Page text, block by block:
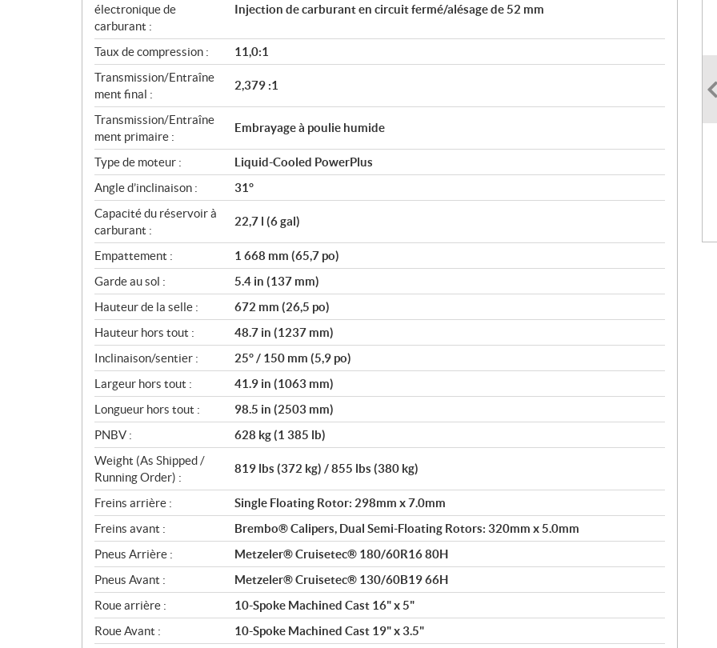
électronique de
carburant :
Injection de carburant en circuit fermé/alésage de 52 mm
Taux de compression :
11,0:1
Transmission/Entraîne
ment final :
2,379 :1
Transmission/Entraîne
ment primaire :
Embrayage à poulie humide
Type de moteur :
Liquid-Cooled PowerPlus
Angle d’inclinaison :
31°
Capacité du réservoir à
carburant :
22,7 l (6 gal)
Empattement :
1 668 mm (65,7 po)
Garde au sol :
5.4 in (137 mm)
Hauteur de la selle :
672 mm (26,5 po)
Hauteur hors tout :
48.7 in (1237 mm)
Inclinaison/sentier :
25° / 150 mm (5,9 po)
Largeur hors tout :
41.9 in (1063 mm)
Longueur hors tout :
98.5 in (2503 mm)
PNBV :
628 kg (1 385 lb)
Weight (As Shipped /
Running Order) :
819 lbs (372 kg) / 855 lbs (380 kg)
Freins arrière :
Single Floating Rotor: 298mm x 7.0mm
Freins avant :
Brembo® Calipers, Dual Semi-Floating Rotors: 320mm x 5.0mm
Pneus Arrière :
Metzeler® Cruisetec® 180/60R16 80H
Pneus Avant :
Metzeler® Cruisetec® 130/60B19 66H
Roue arrière :
10-Spoke Machined Cast 16" x 5"
Roue Avant :
10-Spoke Machined Cast 19" x 3.5"